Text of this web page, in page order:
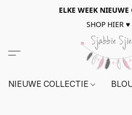
ELKE WEEK NIEUWE
SHOP HIER ♥
NIEUWE COLLECTIE